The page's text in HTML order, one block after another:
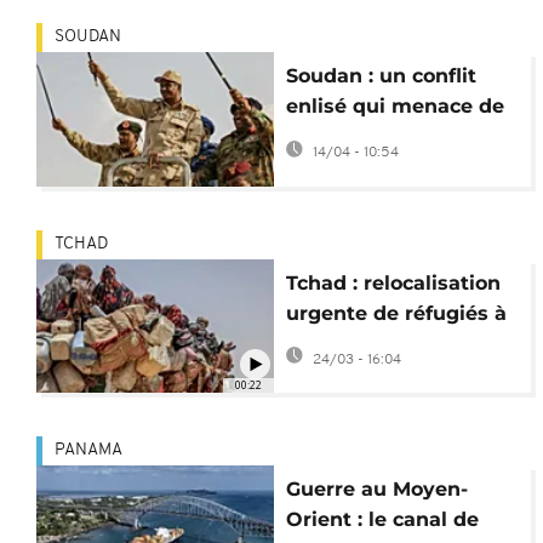
SOUDAN
Soudan : un conflit
enlisé qui menace de
diviser durablement le
14/04 - 10:54
00:22
TCHAD
Tchad : relocalisation
urgente de réfugiés à
la frontière
soudanaise
24/03 - 16:04
PANAMA
Guerre au Moyen-
Orient : le canal de